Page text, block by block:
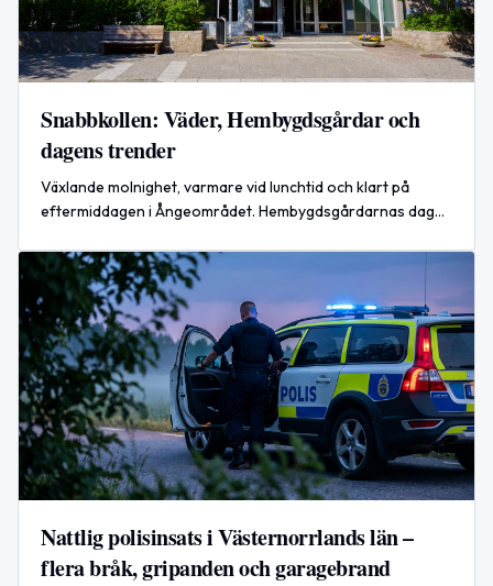
Snabbkollen: Väder, Hembygdsgårdar och
dagens trender
Växlande molnighet, varmare vid lunchtid och klart på
eftermiddagen i Ångeområdet. Hembygdsgårdarnas dag
Nattlig polisinsats i Västernorrlands län –
flera bråk, gripanden och garagebrand